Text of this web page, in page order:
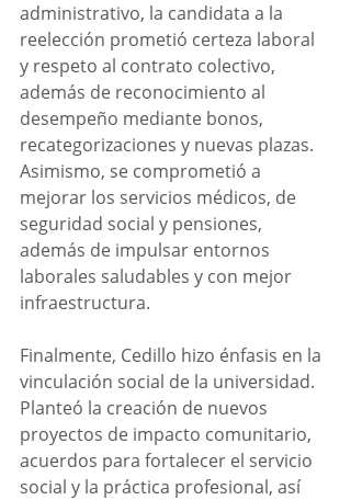
administrativo, la candidata a la
reelección prometió certeza laboral
y respeto al contrato colectivo,
además de reconocimiento al
desempeño mediante bonos,
recategorizaciones y nuevas plazas.
Asimismo, se comprometió a
mejorar los servicios médicos, de
seguridad social y pensiones,
además de impulsar entornos
laborales saludables y con mejor
infraestructura.
Finalmente, Cedillo hizo énfasis en la
vinculación social de la universidad.
Planteó la creación de nuevos
proyectos de impacto comunitario,
acuerdos para fortalecer el servicio
social y la práctica profesional, así